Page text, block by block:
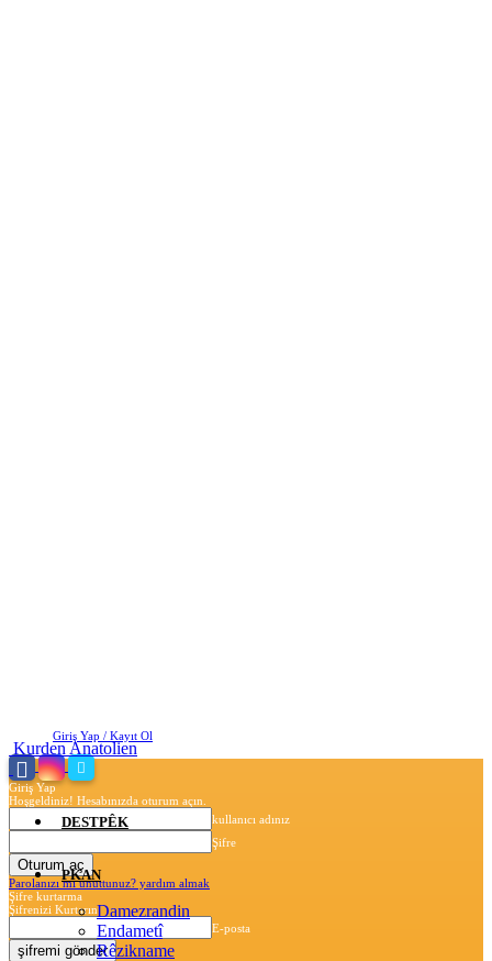
Giriş Yap / Kayıt Ol
Giriş Yap
Hoşgeldiniz! Hesabınızda oturum açın.
kullanıcı adınız
Şifre
Parolanızı mı unuttunuz? yardım almak
Şifre kurtarma
Şifrenizi Kurtarın
E-posta
Kurden Anatolien
DESTPÊK
PKAN
Damezrandin
Endametî
Rêzikname